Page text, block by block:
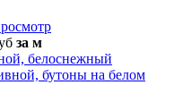
за м
белоснежный